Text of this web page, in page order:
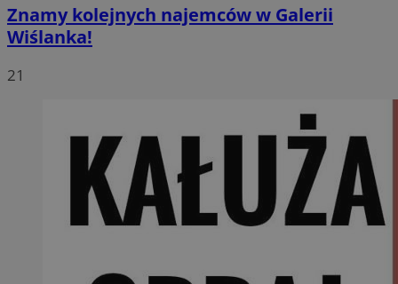
Znamy kolejnych najemców w Galerii
Wiślanka!
21